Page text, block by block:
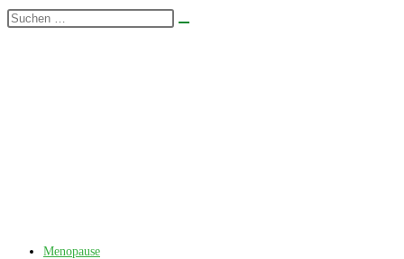
Zum
Diese
Menopause